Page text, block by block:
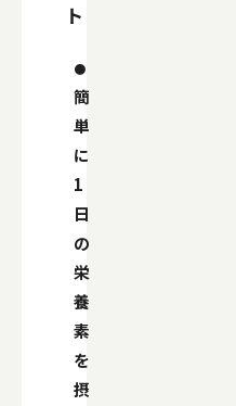
ト
簡
単
に
1
日
の
栄
養
素
を
摂